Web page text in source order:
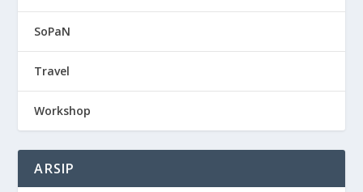
SoPaN
Travel
Workshop
ARSIP